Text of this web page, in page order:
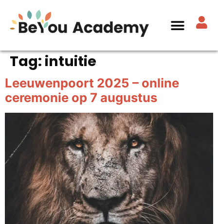
Tag: intuitie
Leeuwenpoort 2025 – online
ceremonie op 7 augustus